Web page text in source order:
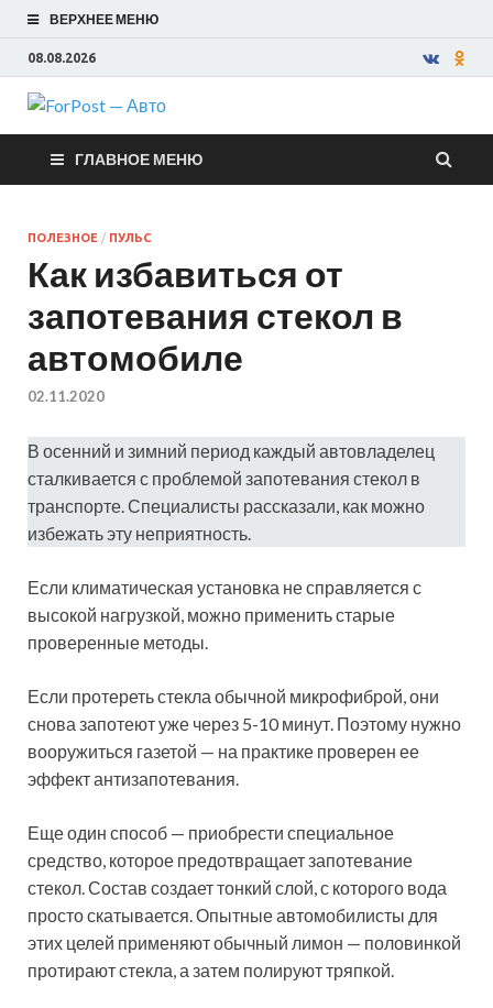
ВЕРХНЕЕ МЕНЮ
08.08.2026
ForPost —
Авто
ГЛАВНОЕ МЕНЮ
ПОЛЕЗНОЕ / ПУЛЬС
Как избавиться от
запотевания стекол в
автомобиле
02.11.2020
В осенний и зимний период каждый автовладелец
сталкивается с проблемой запотевания стекол в
транспорте. Специалисты рассказали, как можно
избежать эту неприятность.
Если климатическая установка не справляется с
высокой нагрузкой, можно применить старые
проверенные методы.
Если протереть стекла обычной микрофиброй, они
снова запотеют уже через 5-10 минут. Поэтому нужно
вооружиться газетой — на практике проверен ее
эффект антизапотевания.
Еще один способ — приобрести специальное
средство, которое предотвращает запотевание
стекол. Состав создает тонкий слой, с которого вода
просто скатывается. Опытные автомобилисты для
этих целей применяют обычный лимон — половинкой
протирают стекла, а затем полируют тряпкой.